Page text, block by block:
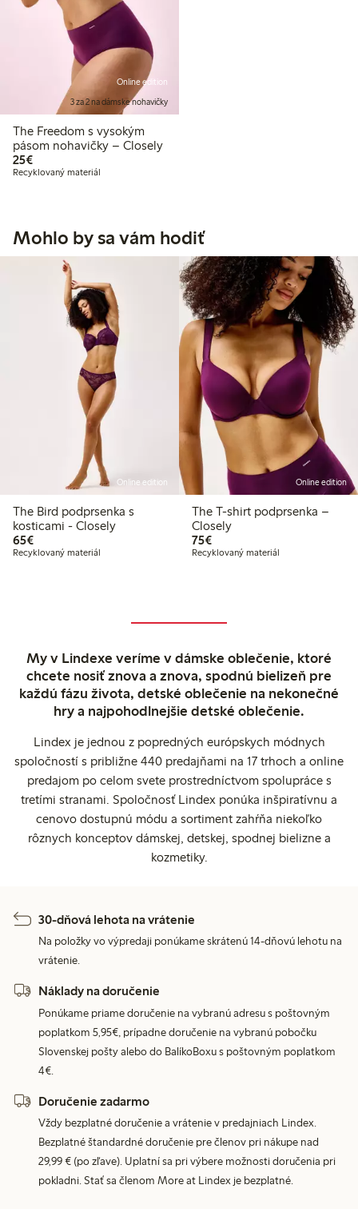
Online edition
3 za 2 na dámske nohavičky
The Freedom s vysokým
pásom nohavičky – Closely
25€25,00 €
Recyklovaný materiál
Mohlo by sa vám hodiť
Online edition
The Bird podprsenka s
kosticami - Closely
65€65,00 €
Recyklovaný materiál
Online edition
The T-shirt podprsenka –
Closely
75€75,00 €
Recyklovaný materiál
My v Lindexe veríme v dámske oblečenie, ktoré
chcete nosiť znova a znova, spodnú bielizeň pre
každú fázu života, detské oblečenie na nekonečné
hry a najpohodlnejšie detské oblečenie.
Lindex je jednou z popredných európskych módnych
spoločností s približne 440 predajňami na 17 trhoch a online
predajom po celom svete prostredníctvom spolupráce s
tretími stranami. Spoločnosť Lindex ponúka inšpiratívnu a
cenovo dostupnú módu a sortiment zahŕňa niekoľko
rôznych konceptov dámskej, detskej, spodnej bielizne a
kozmetiky.
30-dňová lehota na vrátenie
Na položky vo výpredaji ponúkame skrátenú 14-dňovú lehotu na
vrátenie.
Náklady na doručenie
Ponúkame priame doručenie na vybranú adresu s poštovným
poplatkom 5,95€, prípadne doručenie na vybranú pobočku
Slovenskej pošty alebo do BalíkoBoxu s poštovným poplatkom
4€.
Doručenie zadarmo
Vždy bezplatné doručenie a vrátenie v predajniach Lindex.
Bezplatné štandardné doručenie pre členov pri nákupe nad
29,99 € (po zľave). Uplatní sa pri výbere možnosti doručenia pri
pokladni. Stať sa členom More at Lindex je bezplatné.